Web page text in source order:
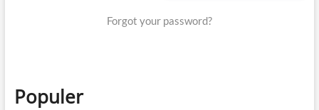
Forgot your password?
Populer